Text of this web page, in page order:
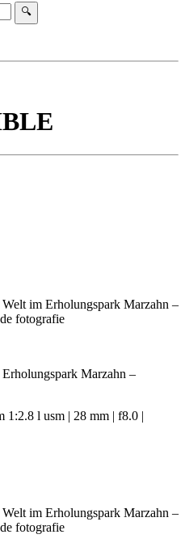
Marzahn –
1:2.8 l usm | 28 mm | f8.0 |